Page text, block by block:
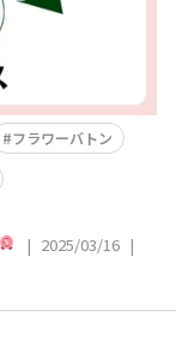
フラワーバトン
| 2025/03/16 |